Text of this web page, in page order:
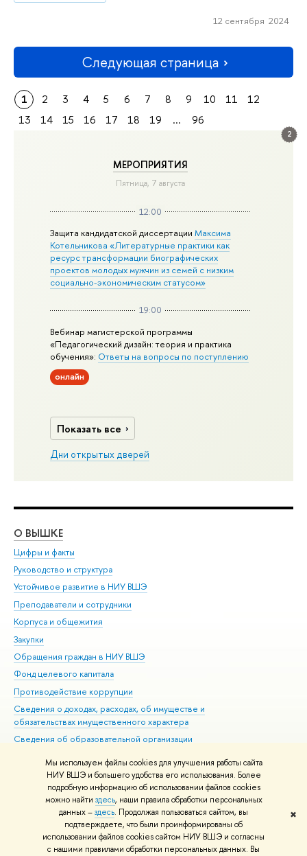
Мы используем файлы cookies для улучшения работы сайта
НИУ ВШЭ и большего удобства его использования. Более
подробную информацию об использовании файлов cookies
можно найти здесь, наши правила обработки персональных
данных –здесь. Продолжая пользоваться сайтом, вы
подтверждаете, что были проинформированы об
использовании файлов cookies сайтом НИУ ВШЭ и согласны
с нашими правилами обработки персональных данных. Вы
✖
2
МЕРОПРИЯТИЯ
Пятница, 7 августа
12:00
Защита кандидатской диссертацииМаксима
Котельникова «Литературные практики как
ресурс трансформации биографических
проектов молодых мужчин из семей с низким
социально-экономическим статусом»
19:00
Вебинар магистерской программы
«Педагогический дизайн: теория и практика
обучения»: Ответы на вопросы по поступлению
онлайн
Показать все
Дни открытых дверей
12 сентября 2024
Следующая страница
1 2 3 4 5 6 7 8 9 10 11
12
13
14 15 16 17 18 19 ... 96
О ВЫШКЕ
Цифры и факты
Руководство и структура
Устойчивое развитие в НИУ ВШЭ
Преподаватели и сотрудники
Корпуса и общежития
Закупки
Обращения граждан в НИУ ВШЭ
Фонд целевого капитала
Противодействие коррупции
Сведения о доходах, расходах, об имуществе и
обязательствах имущественного характера
Сведения об образовательной организации
Людям с ограниченными возможностями здоровья
Единая платежная страница
Работа в Вышке
© НИУ ВШЭ 1993–2026 Адреса и контакты Условия использования
материалов Политика конфиденциальности Карта сайта